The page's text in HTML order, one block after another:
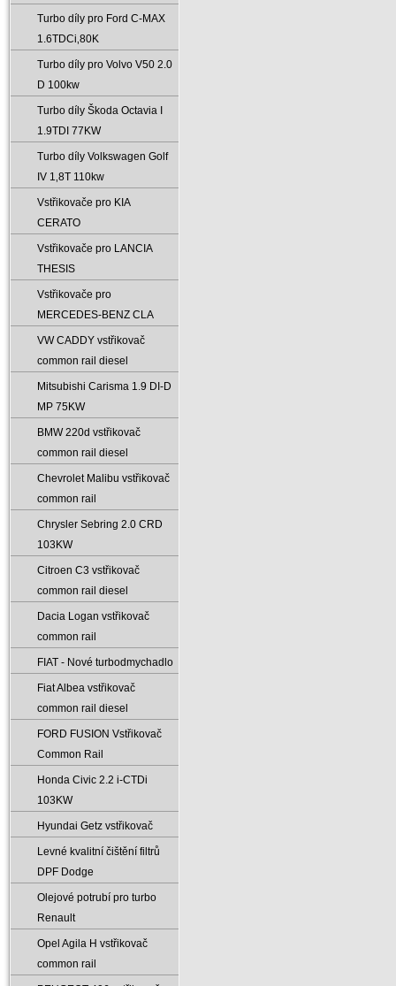
Turbo díly pro Ford C-MAX
1.6TDCi‚80K
Turbo díly pro Volvo V50 2.0
D 100kw
Turbo díly Škoda Octavia I
1.9TDI 77KW
Turbo díly Volkswagen Golf
IV 1‚8T 110kw
Vstřikovače pro KIA
CERATO
Vstřikovače pro LANCIA
THESIS
Vstřikovače pro
MERCEDES-BENZ CLA
VW CADDY vstřikovač
common rail diesel
Mitsubishi Carisma 1.9 DI-D
MP 75KW
BMW 220d vstřikovač
common rail diesel
Chevrolet Malibu vstřikovač
common rail
Chrysler Sebring 2.0 CRD
103KW
Citroen C3 vstřikovač
common rail diesel
Dacia Logan vstřikovač
common rail
FIAT - Nové turbodmychadlo
Fiat Albea vstřikovač
common rail diesel
FORD FUSION Vstřikovač
Common Rail
Honda Civic 2.2 i-CTDi
103KW
Hyundai Getz vstřikovač
Levné kvalitní čištění filtrů
DPF Dodge
Olejové potrubí pro turbo
Renault
Opel Agila H vstřikovač
common rail